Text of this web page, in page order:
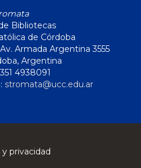
Bibliotecas
de Córdoba
Armada Argentina 3555
Argentina
4938091
stromata@ucc.edu.ar
y privacidad